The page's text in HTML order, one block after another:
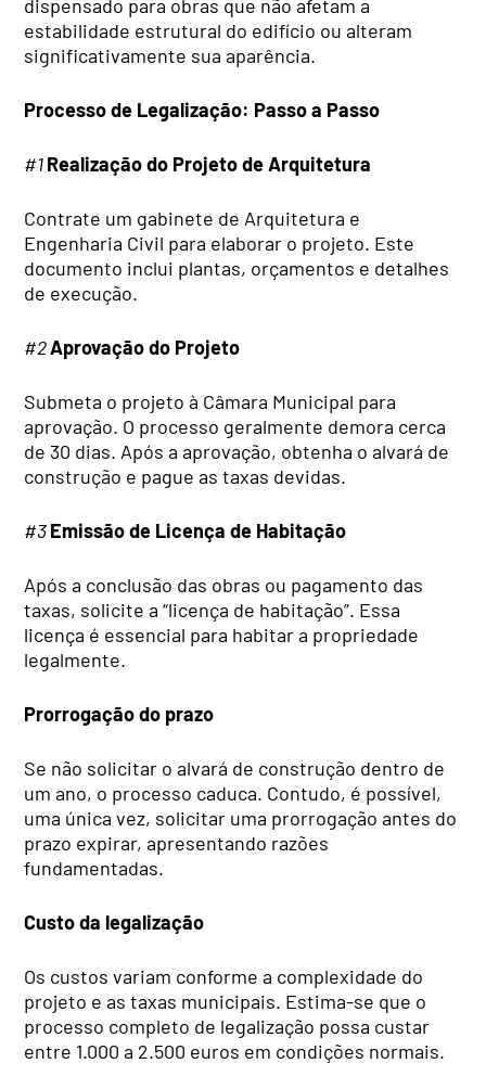
dispensado para obras que não afetam a
estabilidade estrutural do edifício ou alteram
significativamente sua aparência.
Processo de Legalização: Passo a Passo
#1Realização do Projeto de Arquitetura
Contrate um gabinete de Arquitetura e
Engenharia Civil para elaborar o projeto. Este
documento inclui plantas, orçamentos e detalhes
de execução.
#2Aprovação do Projeto
Submeta o projeto à Câmara Municipal para
aprovação. O processo geralmente demora cerca
de 30 dias. Após a aprovação, obtenha o alvará de
construção e pague as taxas devidas.
#3Emissão de Licença de Habitação
Após a conclusão das obras ou pagamento das
taxas, solicite a “licença de habitação”. Essa
licença é essencial para habitar a propriedade
legalmente.
Prorrogação do prazo
Se não solicitar o alvará de construção dentro de
um ano, o processo caduca. Contudo, é possível,
uma única vez, solicitar uma prorrogação antes do
prazo expirar, apresentando razões
fundamentadas.
Custo da legalização
Os custos variam conforme a complexidade do
projeto e as taxas municipais. Estima-se que o
processo completo de legalização possa custar
entre 1.000 a 2.500 euros em condições normais.